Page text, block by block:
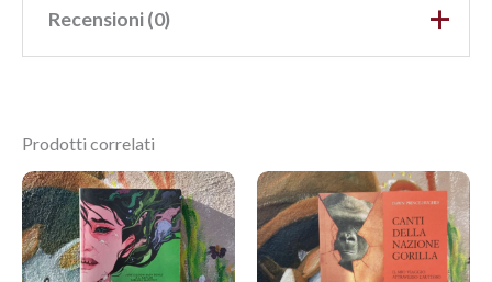
Recensioni (0)
Recensisci per primo
“Cronache Ribelli Volume II”
Devi effettuare l’accessoper pubblicare una
Prodotti correlati